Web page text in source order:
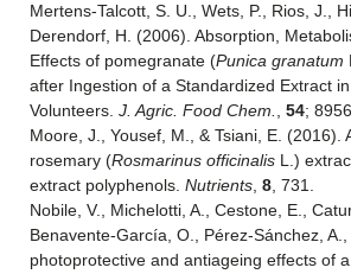
Mertens-Talcott, S. U., Wets, P., Rios, J.,
Derendorf, H. (2006). Absorption,
Effects of pomegranate (Punica granatum
after Ingestion of a Standardized Extract
Volunteers. J. Agric. Food Chem., 54;
Moore, J., Yousef, M., & Tsiani, E. (2016).
rosemary (Rosmarinus officinalis L.)
extract polyphenols. Nutrients, 8, 731.
Nobile, V., Michelotti, A., Cestone, E.,
Benavente-García, O., Pérez-Sánchez, A.,
photoprotective and antiageing effects of